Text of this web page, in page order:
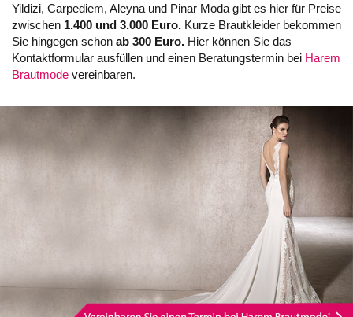
Yildizi, Carpediem, Aleyna und Pinar Moda gibt es hier für Preise
zwischen 1.400 und 3.000 Euro. Kurze Brautkleider bekommen
Sie hingegen schon ab 300 Euro. Hier können Sie das
Kontaktformular ausfüllen und einen Beratungstermin bei Harem
Brautmode vereinbaren.